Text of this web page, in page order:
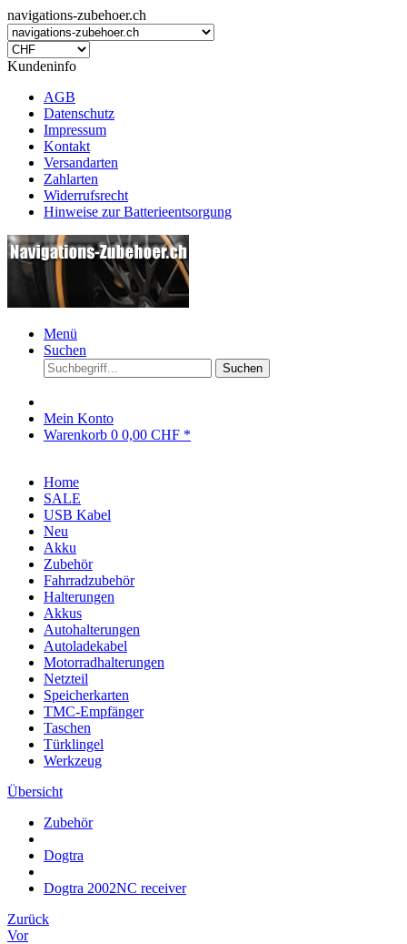
navigations-zubehoer.ch
Kundeninfo
AGB
Datenschutz
Impressum
Kontakt
Versandarten
Zahlarten
Widerrufsrecht
Hinweise zur Batterieentsorgung
Menü
Suchen
Suchen
Mein Konto
Warenkorb 0 0,00 CHF *
Home
SALE
USB Kabel
Neu
Akku
Zubehör
Fahrradzubehör
Halterungen
Akkus
Autohalterungen
Autoladekabel
Motorradhalterungen
Netzteil
Speicherkarten
TMC-Empfänger
Taschen
Türklingel
Werkzeug
Übersicht
Zubehör
Dogtra
Dogtra 2002NC receiver
Zurück
Vor